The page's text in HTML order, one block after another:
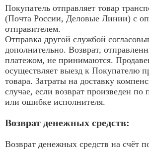
Покупатель отправляет товар
(Почта России, Деловые Линии) с
отправителем.
Отправка другой службой
дополнительно. Возврат,
платежом, не принимаются.
осуществляет выезд к Покупателю
товара. Затраты на доставку
случае, если возврат произведен по
или ошибке исполнителя.
Возврат денежных средств:
Возврат денежных средств на счёт